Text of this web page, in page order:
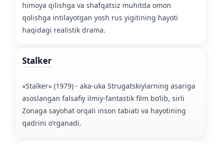
himoya qilishga va shafqatsiz muhitda omon
qolishga intilayotgan yosh rus yigitining hayoti
haqidagi realistik drama.
Stalker
«Stalker» (1979) - aka-uka Strugatskiylarning asariga
asoslangan falsafiy ilmiy-fantastik film boʻlib, sirli
Zonaga sayohat orqali inson tabiati va hayotining
qadrini oʻrganadi.